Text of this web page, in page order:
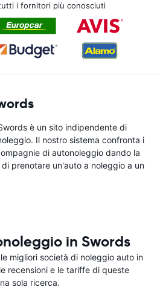
i fornitori più conosciuti
è un sito indipendente di
Il nostro sistema confronta i
di autonoleggio dando la
prenotare un'auto a noleggio a un
in Swords
migliori società di noleggio auto in
recensioni e le tariffe di queste
sola ricerca.